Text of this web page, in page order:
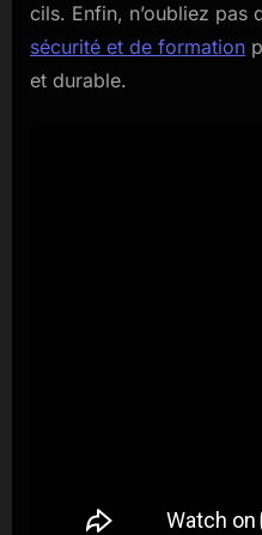
cils. Enfin, n’oubliez pas
sécurité et de formation
et durable.